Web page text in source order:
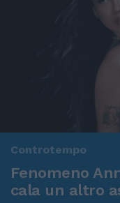
Controtempo
Fenomeno
cala un altro